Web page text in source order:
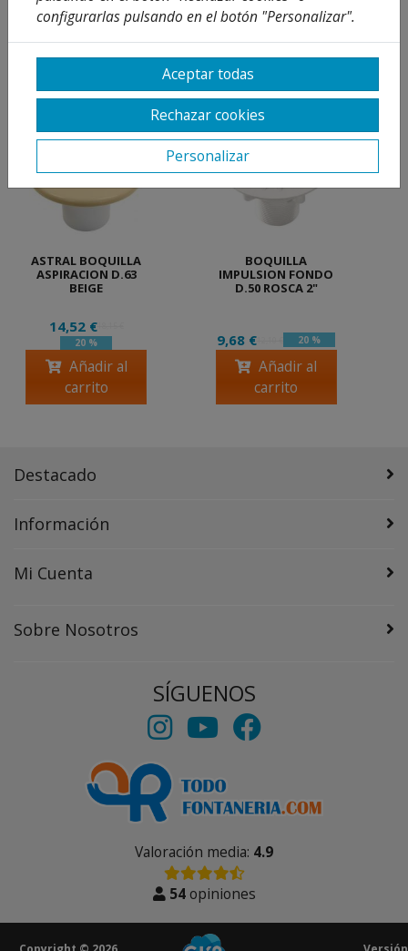
¡Este producto no tiene descripción!
RELACIONADOS
ASTRAL BOQUILLA
ASPIRACION D.63
BEIGE
14,52 €18,15 €
20 %
Añadir al
carrito
BOQUILLA
IMPULSION FONDO
D.50 ROSCA 2"
9,68 € 20 %
Añadir al
carrito
Destacado
Información
Mi Cuenta
Sobre Nosotros
SÍGUENOS
Valoración media: 4.9
54opiniones
configurarlas pulsando en el botón "Personalizar".
Aceptar todas
Rechazar cookies
Personalizar